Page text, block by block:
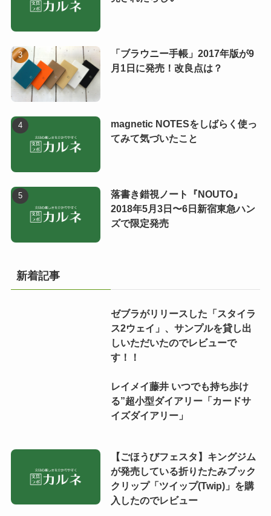
「ブラウニー手帳」2017年版が9
月1日に発売！改良点は？
magnetic NOTESをしばらく使っ
てみて気づいたこと
落書き錯視ノート『NOUTO』
2018年5月3日〜6日新宿東急ハン
ズで限定発売
新着記事
ゼブラがリリースした「スタイラ
ス2ウェイ」、サンプルを貸し出
しいただいたのでレビューで
す！！
レイメイ藤井 いつでも持ち歩け
る”超小型ダイアリー「カードサ
イズダイアリー」
【ごほうびフェスタ】キングジム
が発売している折りたたみブック
クリップ「ツイップ(Twip)」を購
入したのでレビュー